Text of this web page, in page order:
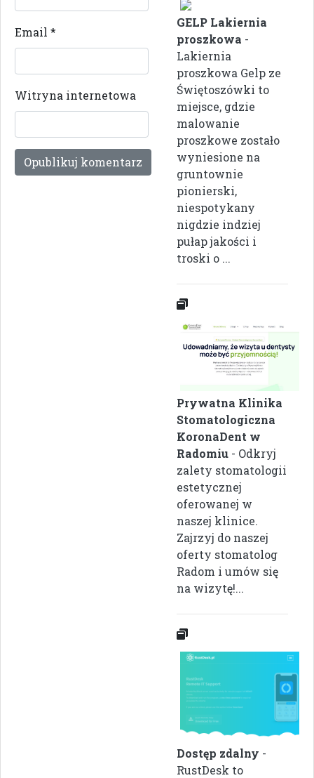
Email *
Witryna internetowa
GELP Lakiernia
proszkowa -
Lakiernia
proszkowa Gelp ze
Świętoszówki to
miejsce, gdzie
malowanie
proszkowe zostało
wyniesione na
gruntownie
pionierski,
niespotykany
nigdzie indziej
pułap jakości i
troski o ...
Prywatna Klinika
Stomatologiczna
KoronaDent w
Radomiu - Odkryj
zalety stomatologii
estetycznej
oferowanej w
naszej klinice.
Zajrzyj do naszej
oferty stomatolog
Radom i umów się
na wizytę!...
Dostęp zdalny -
RustDesk to